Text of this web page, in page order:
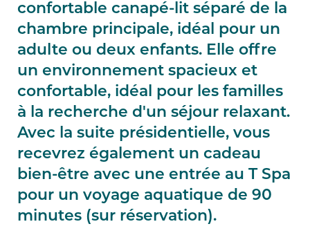
confortable canapé-lit séparé de la
chambre principale, idéal pour un
adulte ou deux enfants. Elle offre
un environnement spacieux et
confortable, idéal pour les familles
à la recherche d'un séjour relaxant.
Avec la suite présidentielle, vous
recevrez également un cadeau
bien-être avec une entrée au T Spa
pour un voyage aquatique de 90
minutes (sur réservation).